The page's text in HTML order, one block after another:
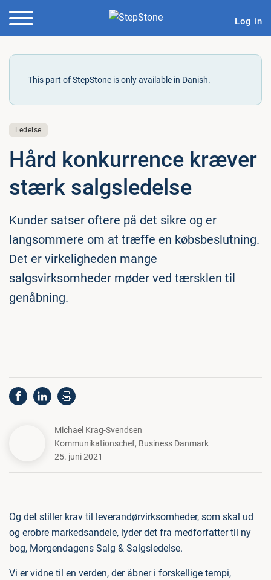
Log in
This part of StepStone is only available in Danish.
Ledelse
Hård kon­kur­ren­ce kræver
stærk salgs­le­del­se
Kunder satser oftere på det sikre og er
langsommere om at træffe en købsbeslutning.
Det er virkeligheden mange
salgsvirksomheder møder ved tærsklen til
genåbning.
Michael Krag-Svendsen
Kommunikationschef, Business Danmark
25. juni 2021
Og det stiller krav til leverandørvirksomheder, som skal ud
og erobre markedsandele, lyder det fra medforfatter til ny
bog, Morgendagens Salg & Salgsledelse.
Vi er vidne til en verden, der åbner i forskellige tempi,